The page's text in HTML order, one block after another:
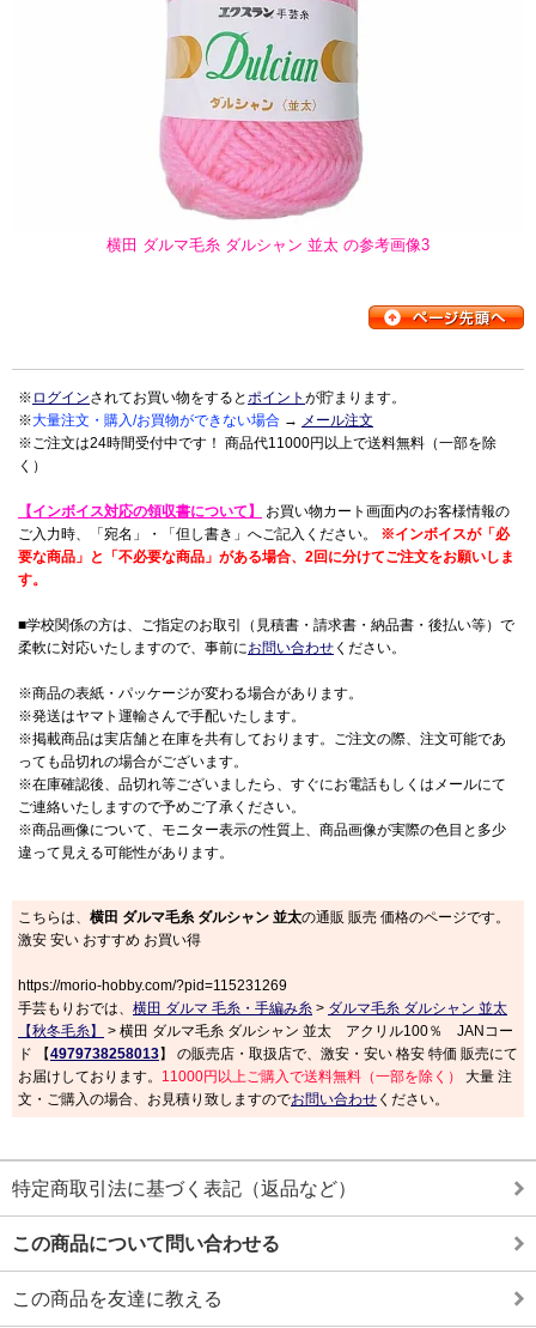
横田 ダルマ毛糸 ダルシャン 並太 の参考画像3
※ ログインされてお買い物をするとポイント が貯まります。
※大量注文・購入/お買物ができない場合 → メール注文
※ご注文は24時間受付中です！ 商品代11000円以上で送料無料（一部を除
く）
【インボイス対応の領収書について】
お買い物カート画面内のお客様情報の
ご入力時、「宛名」・「但し書き」へご記入ください。 ※インボイスが「必
要な商品」と「不必要な商品」がある場合、2回に分けてご注文をお願いしま
す。
■学校関係の方は、ご指定のお取引（見積書・請求書・納品書・後払い等）で
柔軟に対応いたしますので、事前にお問い合わせ ください。
※商品の表紙・パッケージが変わる場合があります。
※発送はヤマト運輸さんで手配いたします。
※掲載商品は実店舗と在庫を共有しております。ご注文の際、注文可能であ
っても品切れの場合がございます。
※在庫確認後、品切れ等ございましたら、すぐにお電話もしくはメールにて
ご連絡いたしますので予めご了承ください。
※商品画像について、モニター表示の性質上、商品画像が実際の色目と多少
違って見える可能性があります。
こちらは、 横田 ダルマ毛糸 ダルシャン 並太の通販 販売 価格のページです。
激安 安い おすすめ お買い得
https://morio-hobby.com/?pid=115231269
手芸もりおでは、 横田 ダルマ 毛糸・手編み糸 > ダルマ毛糸 ダルシャン 並太
【秋冬毛糸】
> 横田 ダルマ毛糸 ダルシャン 並太 アクリル100％ JANコー
ド 【4979738258013】 の販売店・取扱店で、激安・安い 格安 特価 販売にて
お届けしております。 11000円以上ご購入で送料無料（一部を除く）
大量 注
文・ご購入の場合、お見積り致しますのでお問い合わせ ください。
特定商取引法に基づく表記（返品など）
この商品について問い合わせる
この商品を友達に教える